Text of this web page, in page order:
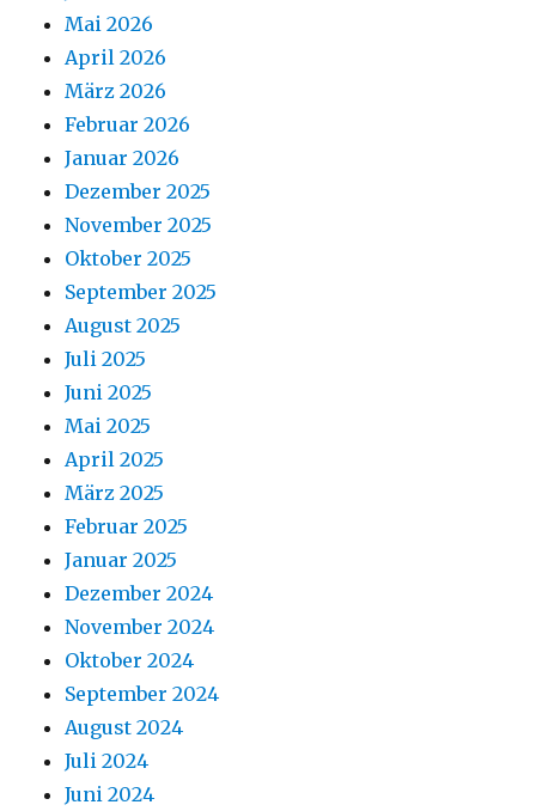
Mai 2026
April 2026
März 2026
Februar 2026
Januar 2026
Dezember 2025
November 2025
Oktober 2025
September 2025
August 2025
Juli 2025
Juni 2025
Mai 2025
April 2025
März 2025
Februar 2025
Januar 2025
Dezember 2024
November 2024
Oktober 2024
September 2024
August 2024
Juli 2024
Juni 2024